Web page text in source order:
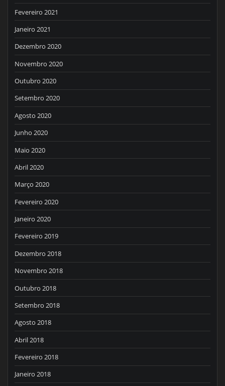
Fevereiro 2021
Janeiro 2021
Dezembro 2020
Novembro 2020
Outubro 2020
Setembro 2020
Agosto 2020
Junho 2020
Maio 2020
Abril 2020
Março 2020
Fevereiro 2020
Janeiro 2020
Fevereiro 2019
Dezembro 2018
Novembro 2018
Outubro 2018
Setembro 2018
Agosto 2018
Abril 2018
Fevereiro 2018
Janeiro 2018